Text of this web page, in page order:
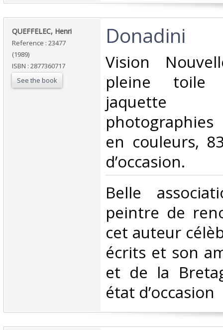
‎QUEFFELEC, Henri‎
Reference : 23477
(1989)
ISBN : 2877360717
See the book
‎Donadini‎
‎Vision
pleine toile
jaquette
en couleurs,
d’occasion. ‎
‎Belle
peintre de
cet auteur
écrits et son
et de la
état d’occasion ‎